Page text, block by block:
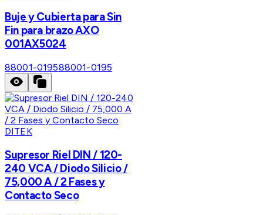
Buje y Cubierta para Sin
Fin para brazo AXO
001AX5024
88001-019588001-0195
DITEK
Supresor Riel DIN / 120-
240 VCA / Diodo Silicio /
75,000 A / 2 Fases y
Contacto Seco